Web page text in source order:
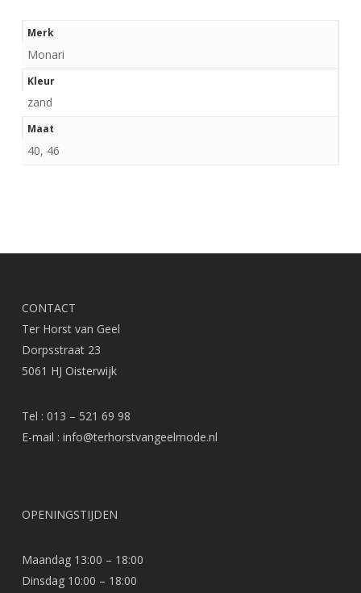
Merk
Monari
Kleur
zand
Maat
40, 46
CONTACT
Ter Horst van Geel
Dorpsstraat 23
5061 HJ Oisterwijk
Tel : 013 – 521 69 98
E-mail : info@terhorstvangeelmode.nl
OPENINGSTIJDEN
Maandag 13:00 – 18:00
Dinsdag 10:00 – 18:00